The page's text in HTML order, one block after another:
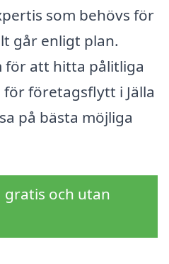
som behövs för
går enligt plan.
för att hitta pålitliga
företagsflytt i Jälla
på bästa möjliga
gratis och utan